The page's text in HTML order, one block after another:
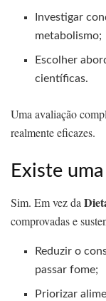
Investigar
metabolismo;
Escolher
científicas.
Uma avaliação
realmente eficazes.
Existe
Sim. Em vez da
comprovadas e
Reduzir o
passar fome;
Priorizar